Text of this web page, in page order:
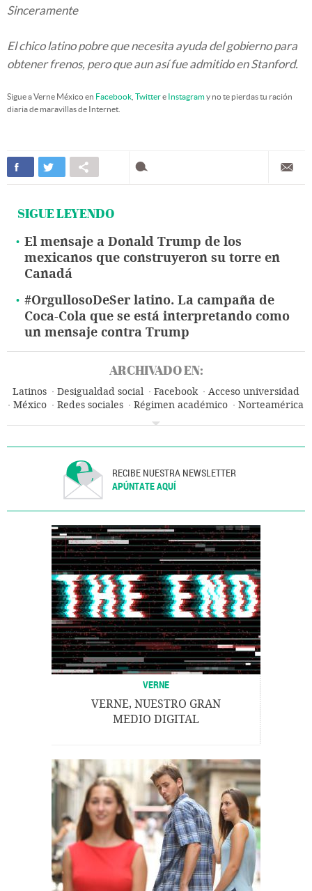
Sinceramente
El chico latino pobre que necesita ayuda del gobierno para
obtener frenos, pero que aun así fue admitido en Stanford.
Sigue a Verne México en Facebook Twittere Instagramy no te pierdas tu ración
diaria de maravillas de Internet.
SIGUE LEYENDO
El mensaje a Donald Trump de los
mexicanos que construyeron su torre en
Canadá
#OrgullosoDeSer latino. La campaña de
Coca-Cola que se está interpretando como
un mensaje contra Trump
ARCHIVADO EN:
Latinos Desigualdad social Facebook
Acceso universidad
México
Redes sociales Régimen académico
Norteamérica
Sistema educativo
Educación
RECIBE NUESTRA NEWSLETTER
APÚNTATE AQUÍ
VERNE
VERNE, NUESTRO GRAN
MEDIO DIGITAL